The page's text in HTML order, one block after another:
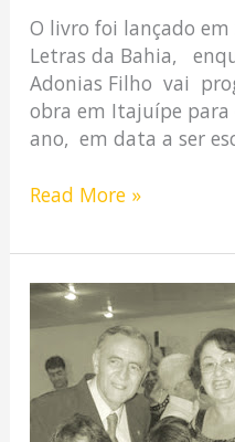
O livro foi lançado em
Letras da Bahia,
Adonias Filho vai
obra em Itajuípe
ano, em data a ser
Read More »
POSSE
DE
JOÃO
OTÁVIO
NA
ALITA